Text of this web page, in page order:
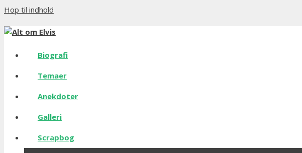
Hop til indhold
Biografi
Temaer
Anekdoter
Galleri
Scrapbog